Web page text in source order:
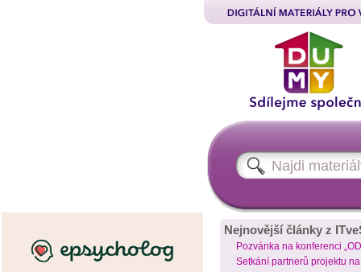
Nejnovější články z
Pozvánka na konferenci
Setkání partnerů projektu